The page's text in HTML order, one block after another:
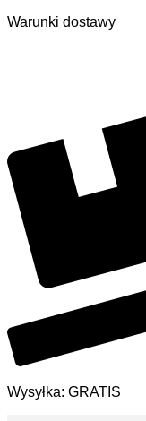
Warunki dostawy
Wysyłka: GRATIS